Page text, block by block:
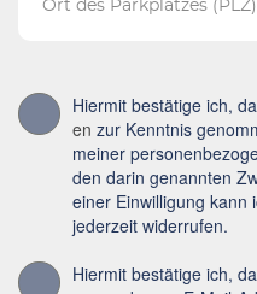
Hiermit bestätige ich,
en zur Kenntnis
meiner
den darin genannten
einer Einwilligung kann
jederzeit widerrufen.
Hiermit bestätige ich,